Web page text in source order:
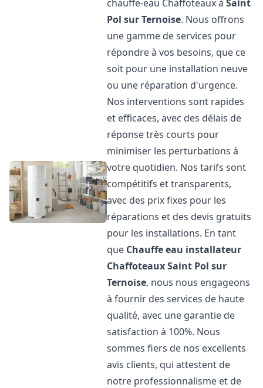
chauffe-eau Chaffoteaux àSaint
Pol sur Ternoise. Nous offrons
une gamme de services pour
répondre à vos besoins, que ce
soit pour une installation neuve
ou une réparation d'urgence.
Nos interventions sont rapides
et efficaces, avec des délais de
réponse très courts pour
minimiser les perturbations à
votre quotidien. Nos tarifs sont
compétitifs et transparents,
avec des prix fixes pour les
réparations et des devis gratuits
pour les installations. En tant
que Chauffe eau installateur
ChaffoteauxSaint Pol sur
Ternoise, nous nous engageons
à fournir des services de haute
qualité, avec une garantie de
satisfaction à 100%. Nous
sommes fiers de nos excellents
avis clients, qui attestent de
notre professionnalisme et de